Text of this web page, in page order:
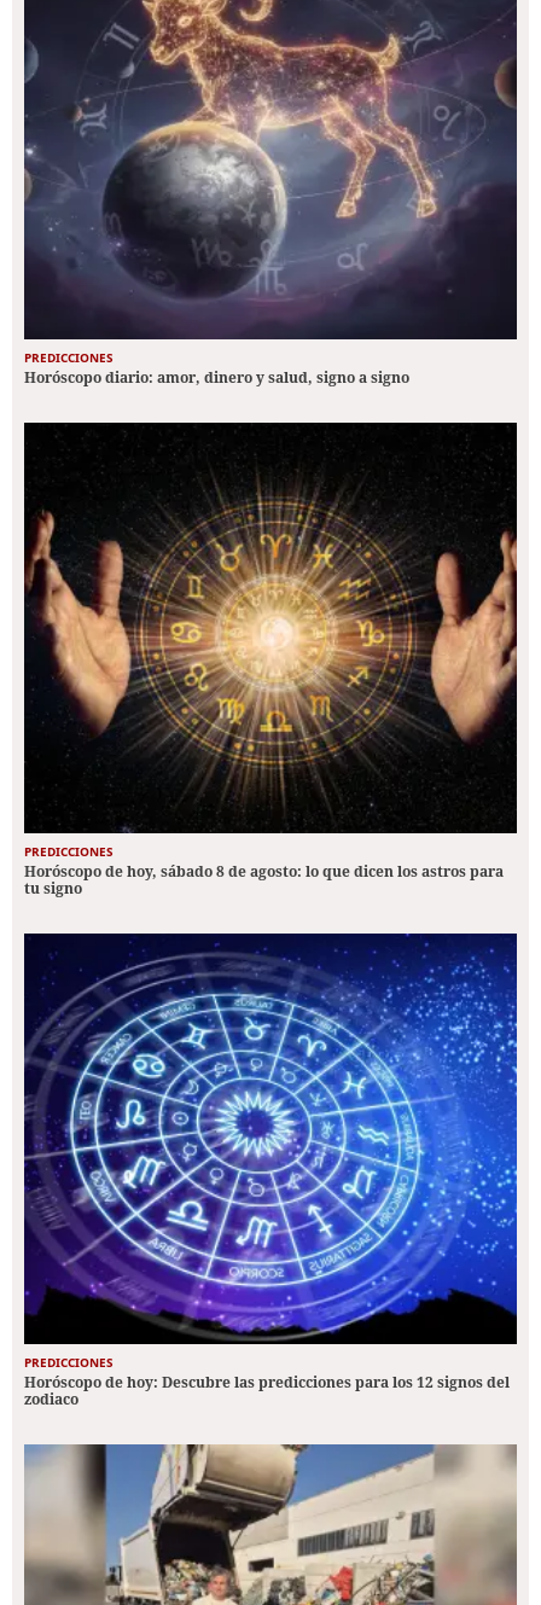
PREDICCIONES
Horóscopo diario: amor, dinero y salud, signo a signo
PREDICCIONES
Horóscopo de hoy, sábado 8 de agosto: lo que dicen los astros para
tu signo
PREDICCIONES
Horóscopo de hoy: Descubre las predicciones para los 12 signos del
zodiaco